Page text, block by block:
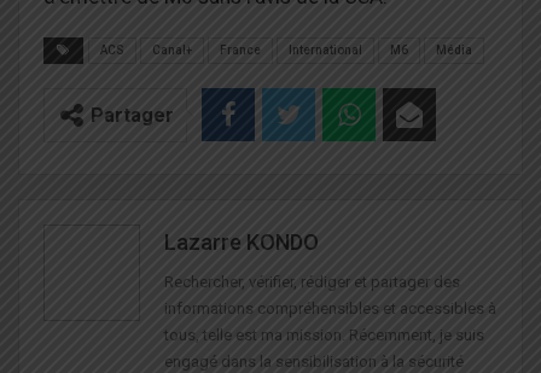
ACS Canal+ France International M6 Média
Partager
Lazarre KONDO
Rechercher, vérifier, rédiger et partager des
informations compréhensibles et accessibles à
tous, telle est ma mission. Récemment, je suis
engagé dans la sensibilisation à la sécurité